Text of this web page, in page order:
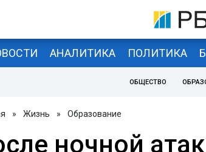
АНАЛИТИКА ПОЛИТИКА
ОБЩЕСТВО
» Жизнь » Образование
ночной